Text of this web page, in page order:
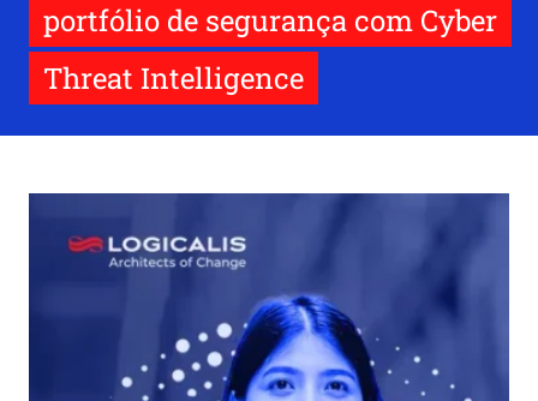
portfólio de segurança com Cyber
Threat Intelligence